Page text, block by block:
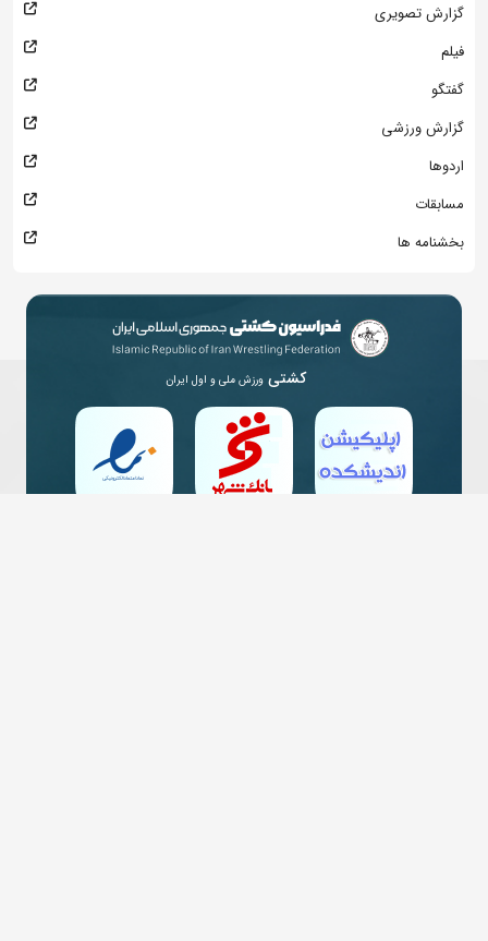
گزارش تصویری
فیلم
گفتگو
گزارش ورزشی
اردوها
مسابقات
بخشنامه ها
کشتی ورزش ملی و اول ایران